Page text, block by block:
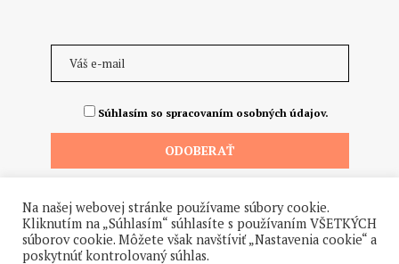
Súhlasím so spracovaním osobných údajov.
Na našej webovej stránke používame súbory cookie.
Kliknutím na „Súhlasím“ súhlasíte s používaním VŠETKÝCH
súborov cookie. Môžete však navštíviť „Nastavenia cookie“ a
poskytnúť kontrolovaný súhlas.